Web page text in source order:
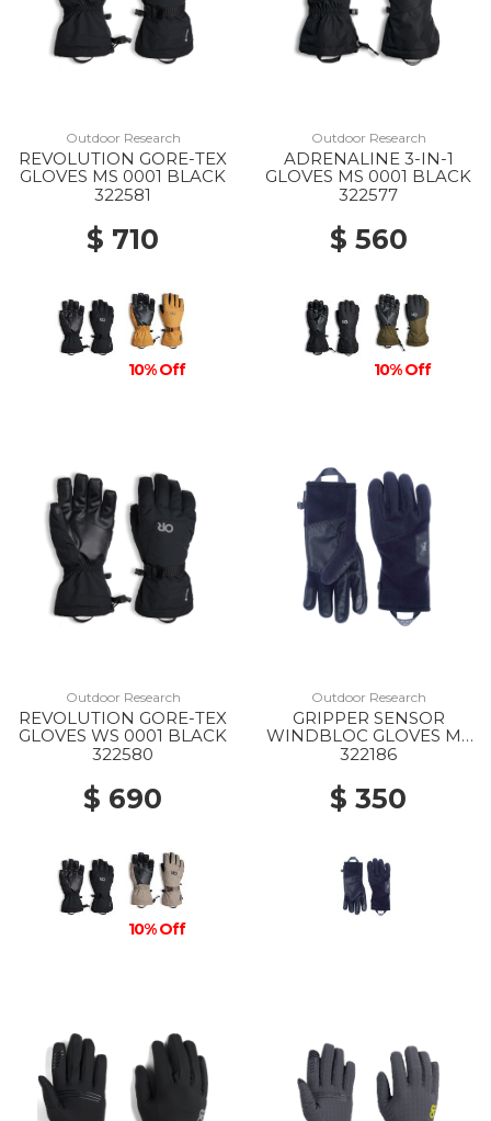
Outdoor Research
REVOLUTION GORE-TEX
GLOVES MS 0001 BLACK
322581
$ 710
10% Off
Outdoor Research
ADRENALINE 3-IN-1
GLOVES MS 0001 BLACK
322577
$ 560
10% Off
Outdoor Research
REVOLUTION GORE-TEX
GLOVES WS 0001 BLACK
322580
$ 690
10% Off
Outdoor Research
GRIPPER SENSOR
WINDBLOC GLOVES MS
0001 BLACK
322186
$ 350